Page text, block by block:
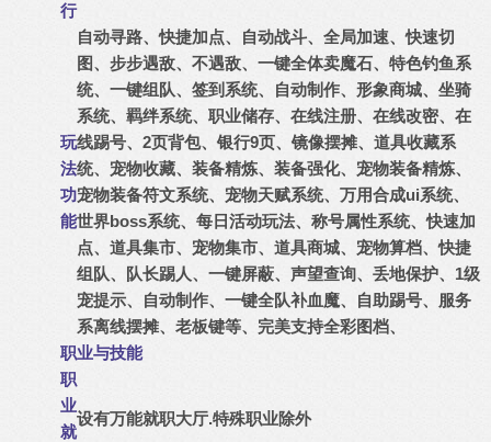
行
玩
法
功
能
自动寻路、快捷加点、自动战斗、全局加速、快速切
图、步步遇敌、不遇敌、一键全体卖魔石、特色钓鱼系
统、一键组队、签到系统、自动制作、形象商城、坐骑
系统、羁绊系统、职业储存、在线注册、在线改密、在
线踢号、2页背包、银行9页、镜像摆摊、 道具收藏系
统、宠物收藏、装备精炼、装备强化、宠物装备精炼、
宠物装备符文系统、宠物天赋系统、万用合成ui系统、
世界boss系统、每日活动玩法、称号属性系统、快速加
点、道具集市、宠物集市、道具商城、宠物算档、快捷
组队、队长踢人、一键屏蔽、声望查询、丢地保护、1级
宠提示、自动制作、一键全队补血魔、自助踢号、服务
系离线摆摊、老板键等、 完美支持全彩图档、
职业与技能
职
业
就
设有万能就职大厅.特殊职业除外